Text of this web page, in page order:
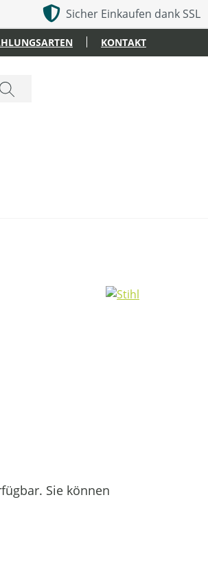
Sicher Einkaufen dank SSL
KONTAKT
Sie können